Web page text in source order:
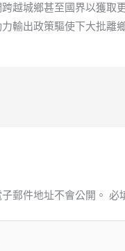
越城鄉甚至國界以獲取
輸出政策驅使下大批離
郵件地址不會公開。 必